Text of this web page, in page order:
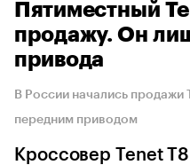
Voyah Haval
Пятиместный
продажу. Он
привода
В России начались продажи
передним приводом
Кроссовер Tenet